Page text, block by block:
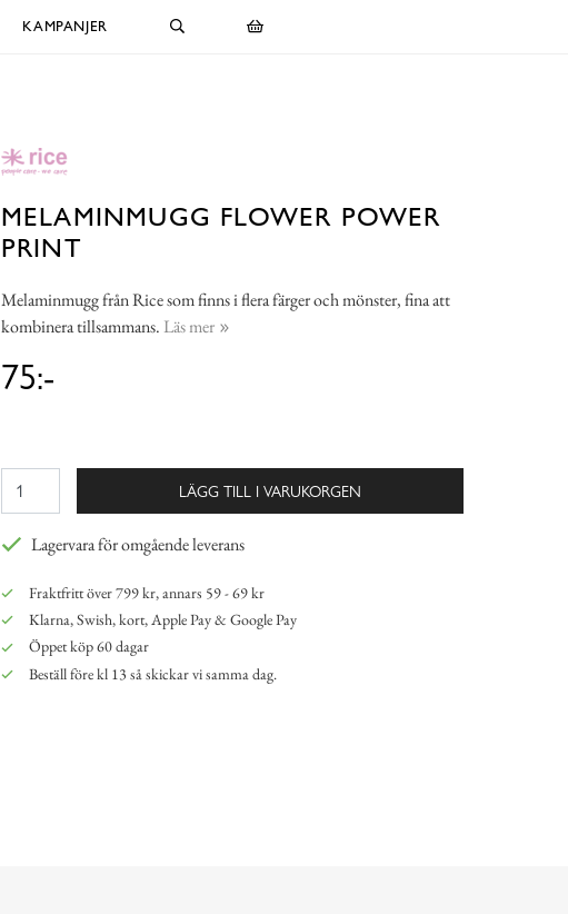
KAMPANJER
MELAMINMUGG FLOWER POWER
PRINT
Melaminmugg från Rice som finns i flera färger och mönster, fina att
kombinera tillsammans. Läs mer
75:-
LÄGG TILL I VARUKORGEN
Lagervara för omgående leverans
Fraktfritt över 799 kr, annars 59 - 69 kr
Klarna, Swish, kort, Apple Pay & Google Pay
Öppet köp 60 dagar
Beställ före kl 13 så skickar vi samma dag.